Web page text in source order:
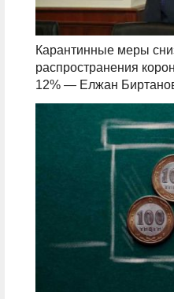
Карантинные меры
распространения
12% — Елжан